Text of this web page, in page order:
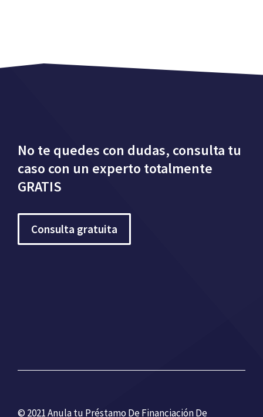
No te quedes con dudas, consulta tu
caso con un experto totalmente
GRATIS
Consulta gratuita
© 2021 Anula tu Préstamo De Financiación De